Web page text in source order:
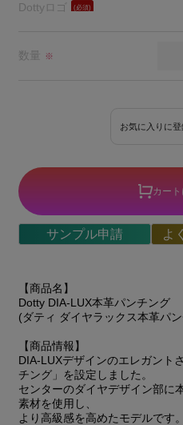
Dottyロゴ
お気に入りに登
数量 ※
カー
サンプル申請 よ
【商品名】
Dotty DIA-LUX本革パンチング
(ダティ ダイヤラックス本革パ
【商品情報】
DIA-LUXデザインのエレガント
チング」を設定しました。
センターのダイヤデザイン部に
素材を使用し、
より高級感を高めたモデルです。